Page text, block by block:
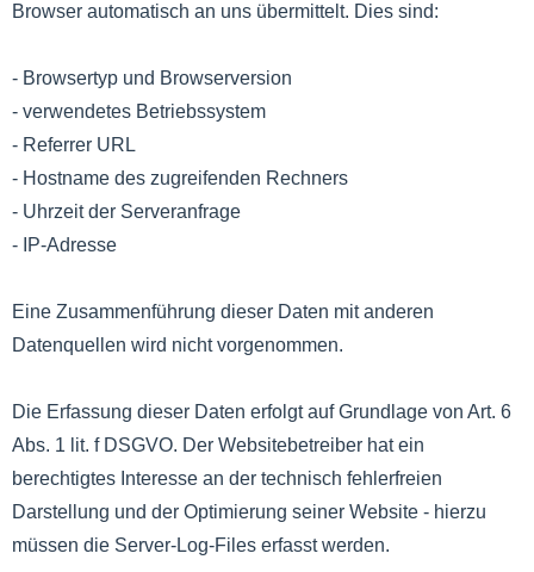
Browser automatisch an uns übermittelt. Dies sind:
- Browsertyp und Browserversion
- verwendetes Betriebssystem
- Referrer URL
- Hostname des zugreifenden Rechners
- Uhrzeit der Serveranfrage
- IP-Adresse
Eine Zusammenführung dieser Daten mit anderen
Datenquellen wird nicht vorgenommen.
Die Erfassung dieser Daten erfolgt auf Grundlage von Art. 6
Abs. 1 lit. f DSGVO. Der Websitebetreiber hat ein
berechtigtes Interesse an der technisch fehlerfreien
Darstellung und der Optimierung seiner Website - hierzu
müssen die Server-Log-Files erfasst werden.